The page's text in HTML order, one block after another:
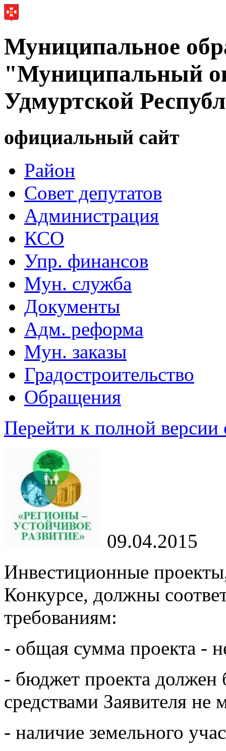
Муниципальное
"Муниципальный
Удмуртской
официальный сайт
Район
Совет депутатов
Администрация
КСО
Упр. финансов
Мун. служба
Документы
Адм. реформа
Мун. заказы
Градостроительство
Обращения
Перейти к полной версии
09.04.2015
Инвестиционные
Конкурсе, должны
требованиям:
- общая сумма проекта -
- бюджет проекта должен
средствами Заявителя не
- наличие земельного